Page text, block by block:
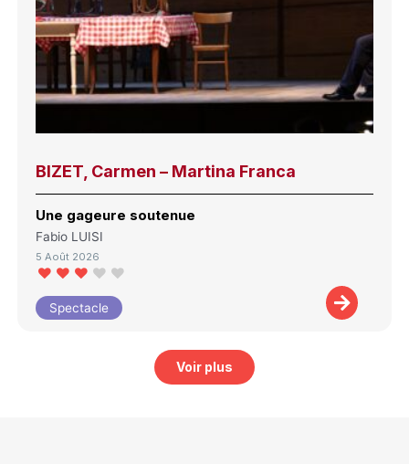
BIZET, Carmen – Martina Franca
Une gageure soutenue
Fabio LUISI
5 Août 2026
Spectacle
Voir plus